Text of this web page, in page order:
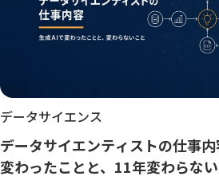
データサイエンス
データサイエンティストの仕事
変わったことと、11年変わらな